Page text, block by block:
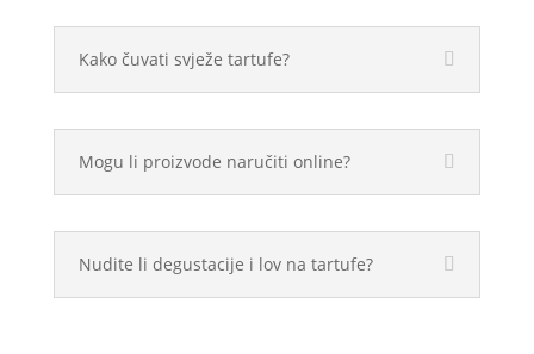
Kako čuvati svježe tartufe?
Mogu li proizvode naručiti online?
Nudite li degustacije i lov na tartufe?